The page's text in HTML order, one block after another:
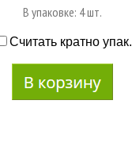
В упаковке: 4 шт.
Считать кратно упак.